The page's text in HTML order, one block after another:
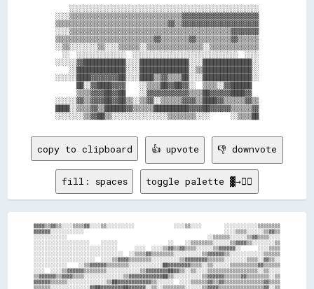
    ░░░░░░░░░░░░░░░░░░░░░░░░░░░░░░░░░░░░░░░░░░░░░░░░░░░░░░
░░░░▒▒▒▒▒▒▒▒▒▒▒▒▒▒▒▒▒▒▒▒▒▒▒▒▒▒▒▒▒▒▒▒▓▓▓▓▓▓▓▓▓▓▓▓▓▓▓▓▓▓▓▓▓▓
▒▒▒▒▒▒▒▒▒▒▒▒▒▒▒▒▒▒▒▒▒▒▒▒▒▒▒▒▒▒▒▒▓▓▒▒▓▓▓▓▓▓▓▓▓▓▓▓▓▓▓▓▓▓▓▓▓▓
░░░░▒▒▒▒▒▒▒▒▒▒▒▒▒▒▒▒▒▒▒▒▒▒▒▒▒▒▒▒▒▒▒▒▒▒▒▒▒▒▒▒▒▒▒▒▒▒▓▓▓▓▓▓▓▓
▒▒▒▒▒▒▒▒▒▒▒▒▒▒▒▒▒▒▒▒▒▒▒▒▒▒▒▒▓▓▒▒▒▒▒▒▒▒▓▓▒▒▒▒▒▒▒▒▒▒▓▓▒▒▒▒▒▒
░░▒▒░░░░░░░░▒▒░░░░▒▒▒▒▒▒░░▒▒▒▒▒▒▒▒▒▒▒▒▒▒▒▒░░▒▒▒▒▒▒▒▒▒▒▒▒▒▒
  ░░  ░░░░░░░░░░░░░░  ░░░░░░░░░░░░░░░░░░░░░░░░░░░░░░  ░░░░
░░░░░░▓▓████████████░░░░██████████████░░░░██████████████░░
    ░░██████████████░░░░██████████████░░▒▒██████████████░░
░░░░░░████▓▓▓▓▓▓▓▓██░░░░████▒▒▓▓▒▒▒▒██░░░░██████████████░░
      ██░░▓▓████▓▓▓▓    ░░▒▒▒▒██▓▓██▓▓░░  ▒▒▒▒░░▓▓██████
      ▒▒▒▒▓▓▓▓██▓▓██    ░░▓▓▓▓▓▓▓▓▓▓▓▓▒▒▒▒██▓▓▓▓▓▓████▓▓
░░░░░░▓▓▒▒▓▓▓▓██▓▓██▒▒░░▒▒▓▓░░▒▒▒▒▒▒▓▓▓▓▒▒████▓▓▒▒▒▒▒▒▓▓▒▒
████░░▒▒▒▒▓▓▒▒██████▓▓▒▒▒▒▒▒██████████▓▓▓▓██▓▓▓▓▓▓▒▒▒▒▒▒▓▓
copy to clipboard 👍 upvote 👎 downvote
fill: spaces toggle palette ▓→✊🏽
▓▓▓▓▒▒▓▓▒▒░░░░▒▒▒▒▓▓░░░░▒▒░░░░░░░░░░              ░░░░▒▒░░░░        ░░░░░░░░░░░░▒▒▒▒▒▒▒▒
▓▓▓▓▓▓░░░░░░░░░░░░                                                  ░░░░▒▒▒▒░░░░░░▒▒▓▓▒▒
░░░░░░░░░░░░                                                  ░░▒▒▒▒▒▒░░░░░░▒▒▓▓▒▒▒▒░░░░
░░░░░░░░░░░░░░░░░░░░    ░░░░░░                  ░░    ░░▒▒▒▒▒▒▒▒░░░░░░▒▒▓▓▓▓▒▒░░░░░░░░▒▒
░░░░░░░░░░░░░░░░░░░░░░░░░░░░░░      ░░░░  ░░░░▒▒▓▓▒▒▓▓▒▒▒▒░░░░░░▒▒▓▓▓▓▓▓░░      ░░░░▒▒▒▒
░░░░░░░░░░░░░░░░░░░░░░░░░░░░░░░░  ░░▒▒▒▒▓▓▒▒▒▒▒▒▒▒░░░░░░░░░░▒▒▓▓▓▓▓▓▒▒░░░░░░░░░░░░▒▒▒▒▒▒
░░░░░░░░░░░░░░░░░░░░░░  ░░░░▒▒▓▓▓▓▒▒▒▒▒▒▒▒░░░░░░░░░░▒▒▓▓▓▓▓▓▓▓▒▒▒▒▒▒░░░░░░░░▒▒▒▒░░▓▓▒▒░░
░░░░░░░░░░░░    ░░▒▒▓▓▓▓▓▓▒▒▒▒▒▒▒▒░░░░░░░░░░░░██▓▓▓▓▓▓▓▓▒▒▒▒░░▒▒░░░░░░▒▒▒▒▒▒▒▒▒▒▓▓▒▒▒▒▒▒
░░░░  ░░░░▒▒▓▓▓▓▓▓▒▒▒▒▒▒▒▒░░░░░░░░░░░░▒▒▓▓▓▓▓▓▓▓██▓▓▒▒░░▒▒░░░░▒▒▒▒▒▒▒▒▒▒▒▒▒▒▒▒▒▒░░▒▒░░░░
▒▒▓▓▓▓▓▓▒▒▓▓▓▓▒▒▒▒░░░░░░░░░░░░░░▒▒▓▓▓▓▓▓▓▓▓▓▓▓██▒▒░░░░░░░░░░▒▒▓▓▓▓▓▓▒▒▒▒▒▒▓▓▒▒▒▒▒▒▒▒░░▒▒
▓▓▓▓▓▓▒▒▒▒▒▒░░░░░░░░░░░░░░▒▒██▓▓▓▓▓▓▓▓▓▓▓▓▒▒░░░░░░  ░░░░▒▒▒▒▒▒▓▓▒▒▓▓▒▒▒▒▒▒▒▒▒▒▒▒▒▒▓▓▒▒▒▒
▒▒▒▒▒▒░░░░░░░░░░░░░░▓▓██▓▓▓▓▓▓▓▓██▓▓▓▓▓▓░░▒▒░░▒▒▒▒▒▒▒▒░░░░░░▒▒▓▓▓▓▒▒▒▒▒▒▒▒▒▒▒▒▒▒▒▒▓▓░░▒▒